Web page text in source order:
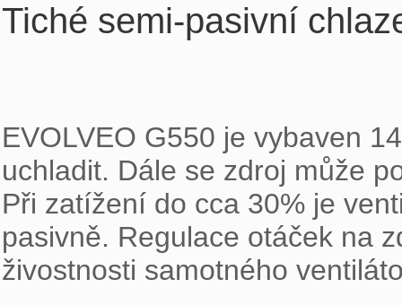
Tiché semi-pasivní
EVOLVEO G550 je vybaven
uchladit. Dále se zdroj může
Při zatížení do cca 30% je
pasivně. Regulace otáček na
živostnosti samotného